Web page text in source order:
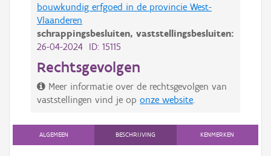
bouwkundig erfgoed in de provincie West-
Vlaanderen
schrappingsbesluiten, vaststellingsbesluiten:
26-04-2024 ID: 15115
Rechtsgevolgen
Meer informatie over de rechtsgevolgen van
vaststellingen vind je op onze website
ALGEMEEN BESCHRIJVING KENMERKEN